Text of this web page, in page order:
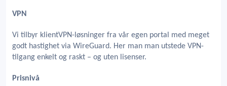
VPN
Vi tilbyr klientVPN-løsninger fra vår egen portal med meget
godt hastighet via WireGuard. Her man man utstede VPN-
tilgang enkelt og raskt – og uten lisenser.
Prisnivå